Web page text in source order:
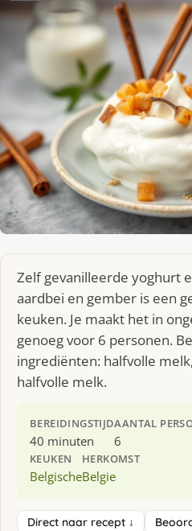
Zelf gevanilleerde yoghurt
aardbei en gember is een
keuken. Je maakt het in
genoeg voor 6 personen.
ingrediënten: halfvolle
halfvolle melk.
BEREIDINGSTIJD
40 minuten
AANTAL
6
KEUKEN
Belgische
HERKOMST
Belgie
Direct naar recept ↓